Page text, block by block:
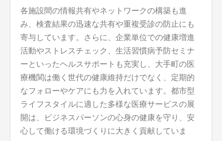
各施設間の情報共有やネットワークの構築も進
み、検査結果の迅速な共有や重複受診の防止にも
寄与しています。さらに、企業単位での健康増進
活動やストレスチェック、生活習慣病予防セミナ
ーといったヘルスサポートも充実し、大手町の医
療機関は働く世代の健康維持だけでなく、定期的
なフォローやケアにも力を入れています。都市型
ライフスタイルに適した多様な医療サービスの展
開は、ビジネスパーソンの心身の健康を守り、安
心して働ける環境づくりに大きく貢献していま